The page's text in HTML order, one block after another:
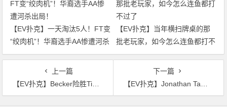
【EV扑克】一天淘汰5人！FT变
“绞肉机”！华裔选手AA惨遭河杀
出局！
【EV扑克】当年横扫牌桌的那
批老玩家，如今怎么连鱼都打不
过了
上一篇
【EV扑克】Becker险胜Tice 丹牛对赌约结果进行清算 Triton将推出高额常规桌游戏直播
下一篇
【EV扑克】Jonathan Tamayo：“我不能再躲了” 丹牛庆祝50岁生日
文